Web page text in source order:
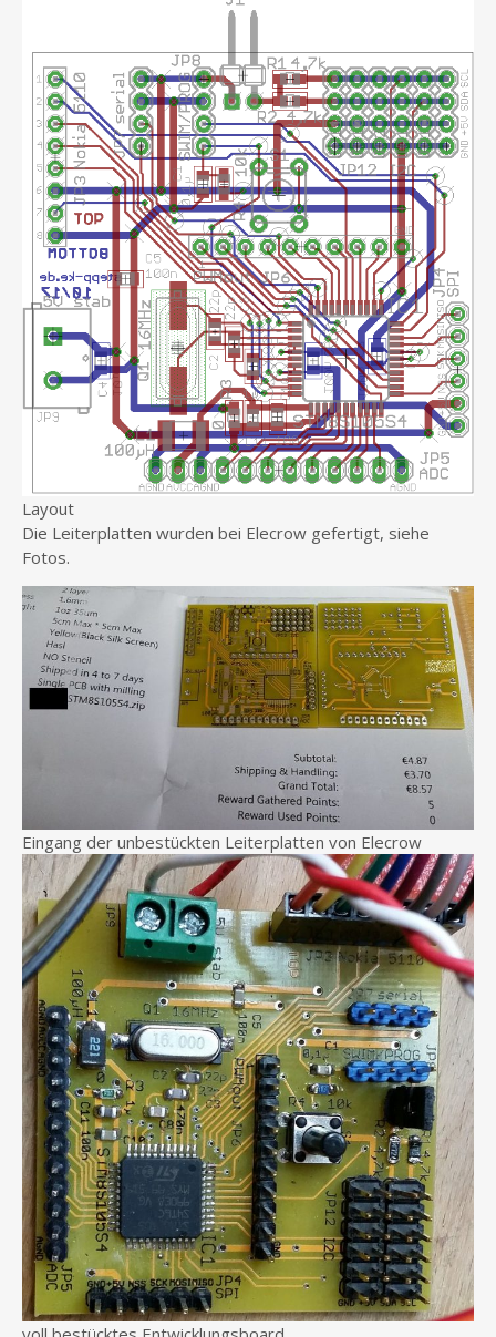
Layout
Die Leiterplatten wurden bei Elecrow gefertigt, siehe
Fotos.
Eingang der unbestückten Leiterplatten von Elecrow